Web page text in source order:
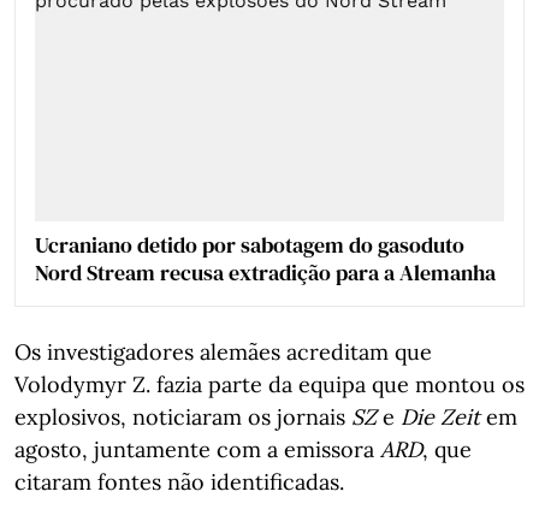
Ucraniano detido por sabotagem do gasoduto
Nord Stream recusa extradição para a Alemanha
Os investigadores alemães acreditam que
Volodymyr Z. fazia parte da equipa que montou os
explosivos, noticiaram os jornais SZe Die Zeitem
agosto, juntamente com a emissora ARD, que
citaram fontes não identificadas.